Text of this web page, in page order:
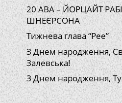
20 АВА – ЙОРЦАЙТ
ШНЕЄРСОНА
Тижнева глава “Рее”
З Днем народження,
Залевська!
З Днем народження,